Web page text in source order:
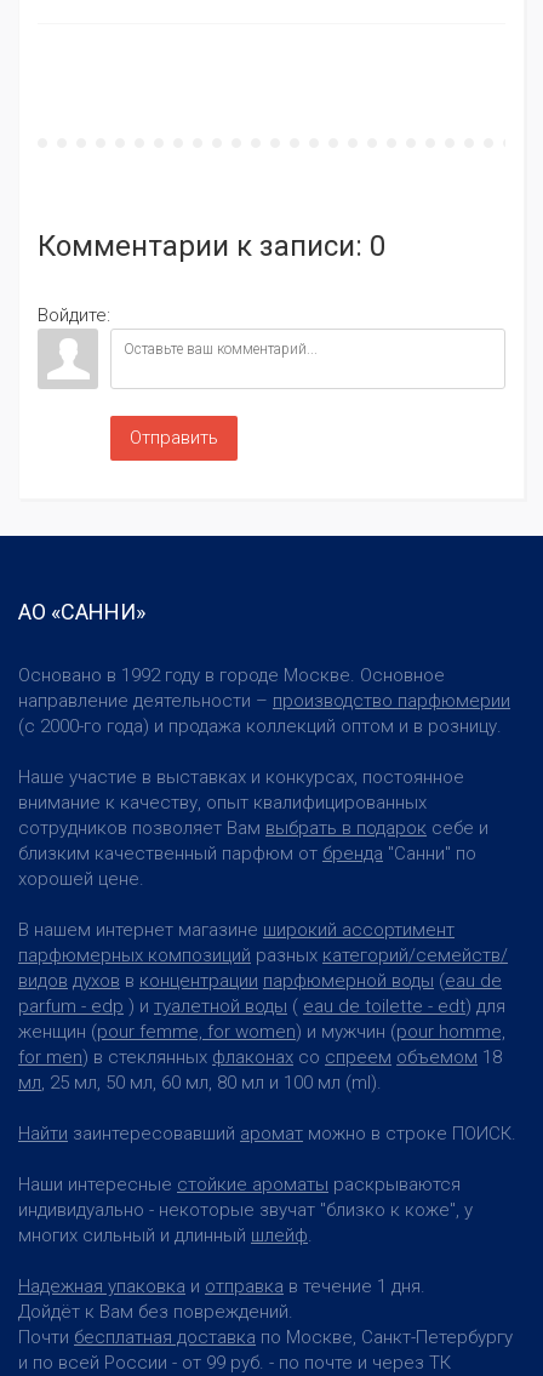
Комментарии к записи: 0
Войдите:
Отправить
АО «САННИ»
Основано в 1992 году в городе Москве. Основное
направление деятельности – производство парфюмерии
(с 2000-го года) и продажа коллекций оптом и в розницу.
Наше участие в выставках и конкурсах, постоянное
внимание к качеству, опыт квалифицированных
сотрудников позволяет Вам выбрать в подарок себе и
близким качественный парфюм от бренда "Санни" по
хорошей цене.
В нашем интернет магазине широкий ассортимент
парфюмерных композиций разных категорий/семейств/
видов духов в концентрации парфюмерной воды (eau de
parfum - edp ) и туалетной воды ( eau de toilette - edt) для
женщин (pour femme, for women) и мужчин (pour homme,
for men) в стеклянных флаконах со спреем объемом 18
мл, 25 мл, 50 мл, 60 мл, 80 мл и 100 мл (ml).
Найти заинтересовавший аромат можно в строке ПОИСК.
Наши интересные стойкие ароматы раскрываются
индивидуально - некоторые звучат "близко к коже", у
многих сильный и длинный шлейф.
Надежная упаковка и отправка в течение 1 дня.
Дойдёт к Вам без повреждений.
Почти бесплатная доставка по Москве, Санкт-Петербургу
и по всей России - от 99 руб. - по почте и через ТК